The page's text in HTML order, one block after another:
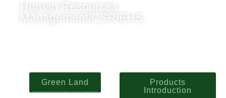
Human Resources
Management/CSR/EHS
Green Land
Products
Introduction